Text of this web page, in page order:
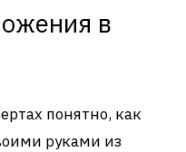
в
понятно, как
руками из